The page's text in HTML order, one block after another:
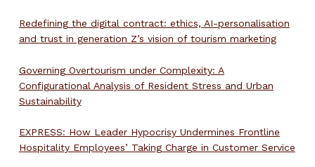
Redefining the digital contract: ethics, AI-personalisation
and trust in generation Z’s vision of tourism marketing
Governing Overtourism under Complexity: A
Configurational Analysis of Resident Stress and Urban
Sustainability
EXPRESS: How Leader Hypocrisy Undermines Frontline
Hospitality Employees’ Taking Charge in Customer Service